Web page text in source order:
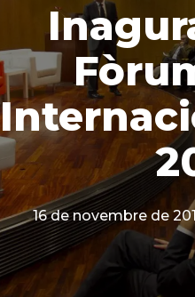
16 de novembre de